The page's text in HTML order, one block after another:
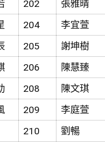
202
張雅晴
204
李宜萱
205
謝坤樹
206
陳慧臻
208
陳文琪
209
李庭萱
210
劉暢